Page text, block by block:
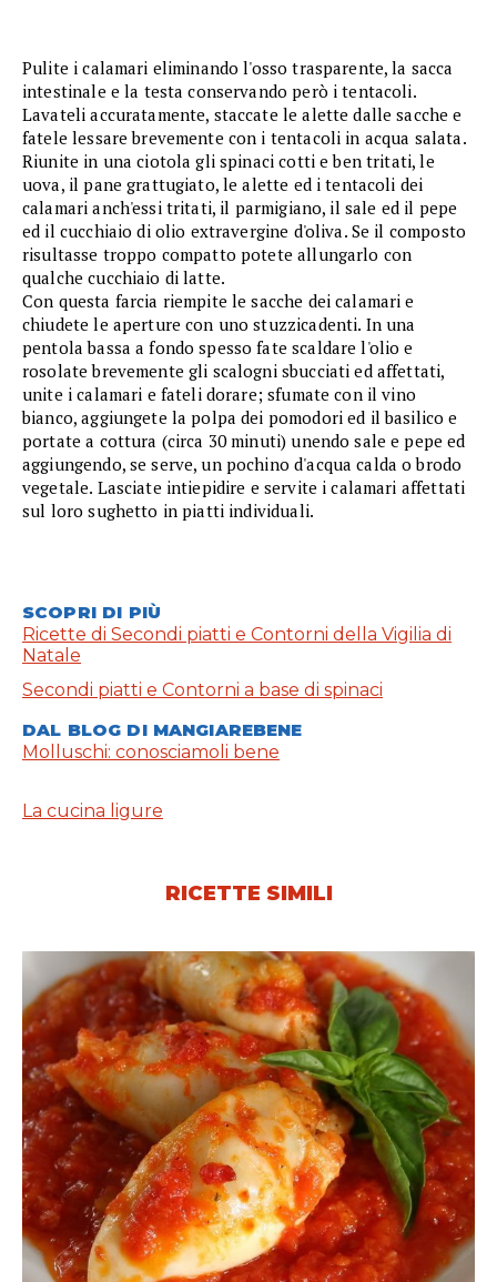
Pulite i calamari eliminando l'osso trasparente, la sacca
intestinale e la testa conservando però i tentacoli.
Lavateli accuratamente, staccate le alette dalle sacche e
fatele lessare brevemente con i tentacoli in acqua salata.
Riunite in una ciotola gli spinaci cotti e ben tritati, le
uova, il pane grattugiato, le alette ed i tentacoli dei
calamari anch'essi tritati, il parmigiano, il sale ed il pepe
ed il cucchiaio di olio extravergine d'oliva. Se il composto
risultasse troppo compatto potete allungarlo con
qualche cucchiaio di latte.
Con questa farcia riempite le sacche dei calamari e
chiudete le aperture con uno stuzzicadenti. In una
pentola bassa a fondo spesso fate scaldare l'olio e
rosolate brevemente gli scalogni sbucciati ed affettati,
unite i calamari e fateli dorare; sfumate con il vino
bianco, aggiungete la polpa dei pomodori ed il basilico e
portate a cottura (circa 30 minuti) unendo sale e pepe ed
aggiungendo, se serve, un pochino d'acqua calda o brodo
vegetale. Lasciate intiepidire e servite i calamari affettati
sul loro sughetto in piatti individuali.
SCOPRI DI PIÙ
Ricette di Secondi piatti e Contorni della Vigilia di
Natale
Secondi piatti e Contorni a base di spinaci
DAL BLOG DI MANGIAREBENE
Molluschi: conosciamoli bene
La cucina ligure
RICETTE SIMILI